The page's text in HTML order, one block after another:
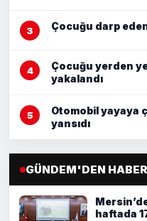
Çocuğu darp
Çocuğu yerden
yakalandı
Otomobil yayaya
yansıdı
GÜNDEM'DEN
haftada